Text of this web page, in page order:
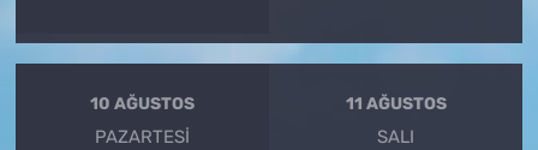
10 AĞUSTOS
PAZARTESI
11 AĞUSTOS
SALI